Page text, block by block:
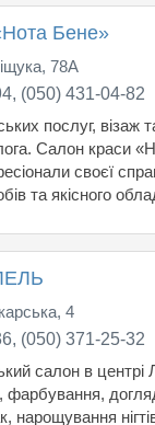
Бене»
78А
(050) 431-04-82
послуг, візаж
Салон краси
своєї
та якісного
4
(050) 371-25-32
салон в центрі
фарбування,
нарощування